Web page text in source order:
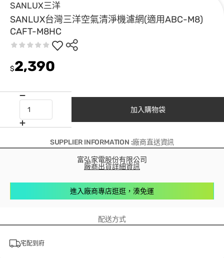
SANLUX三洋
SANLUX台灣三洋空氣清淨機濾網(適用ABC-M8)
CAFT-M8HC
$2,390
加入購物袋
SUPPLIER INFORMATION :廠商直送資訊
富弘家電股份有限公司
廠商出貨詳細資訊
進入廠商專店逛逛，湊免運
配送方式
宅配到府